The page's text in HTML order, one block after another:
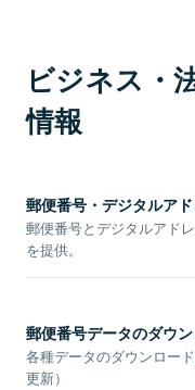
ビジネス・
情報
郵便番号・デジタルア
郵便番号とデジタルアド
を提供。
郵便番号データのダウ
各種データのダウンロー
更新）